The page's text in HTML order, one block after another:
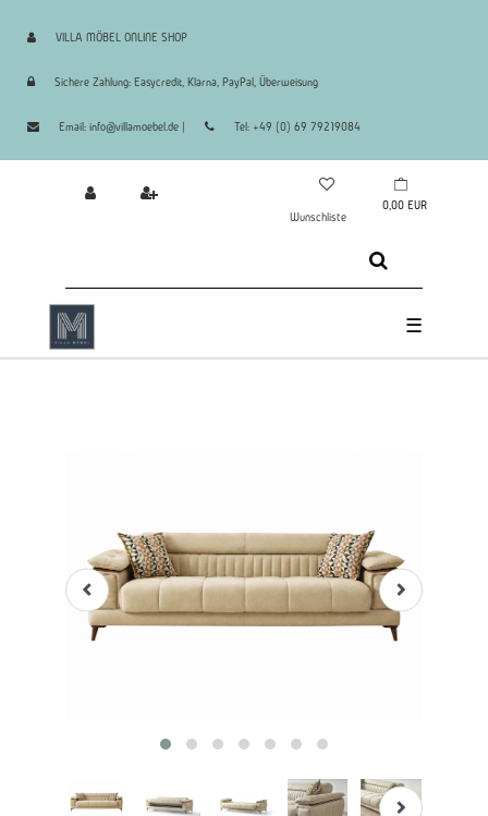
VILLA MÖBEL ONLINE SHOP
Sichere Zahlung: Easycredit, Klarna, PayPal, Überweisung
Email: info@villamoebel.de | Tel: +49 (0) 69 79219084
☰
Wunschliste
0,00 EUR